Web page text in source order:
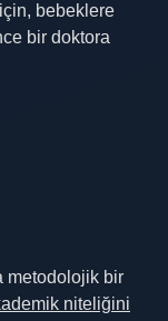
bebeklere
bir doktora
metodolojik bir
niteliğini